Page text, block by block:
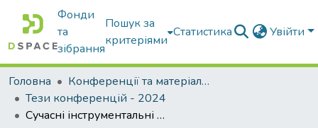
Фонди
та
зібрання
Пошук за
критеріями
Статистика Увійти
Головна
Конференції та матеріали конференцій
Тези конференцій - 2024
Сучасні інструментальні матеріали для обробки деталей